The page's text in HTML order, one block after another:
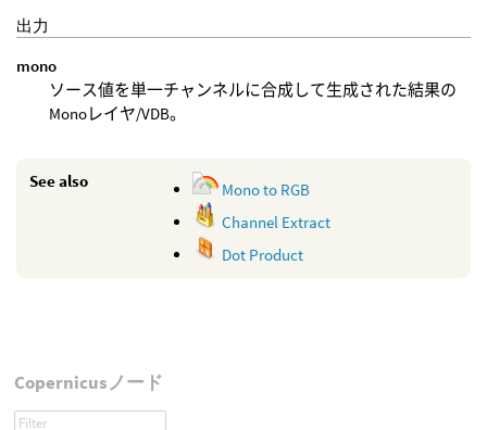
出力
mono
ソース値を単一チャンネルに合成して生成された結果の
Monoレイヤ/VDB。
See also
Mono to RGB
Channel Extract
Dot Product
Copernicusノード